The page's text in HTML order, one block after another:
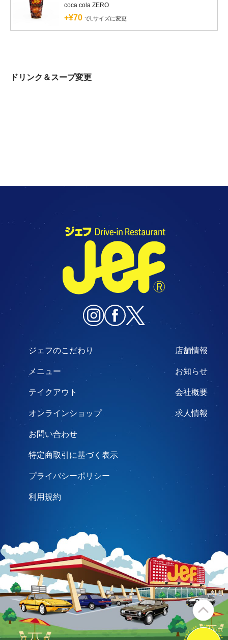
coca cola ZERO
+¥70 でLサイズに変更
ドリンク＆スープ変更
ジェフのこだわり
メニュー
テイクアウト
オンラインショップ
店舗情報
お知らせ
会社概要
求人情報
お問い合わせ
特定商取引に基づく表示
プライバシーポリシー
利用規約